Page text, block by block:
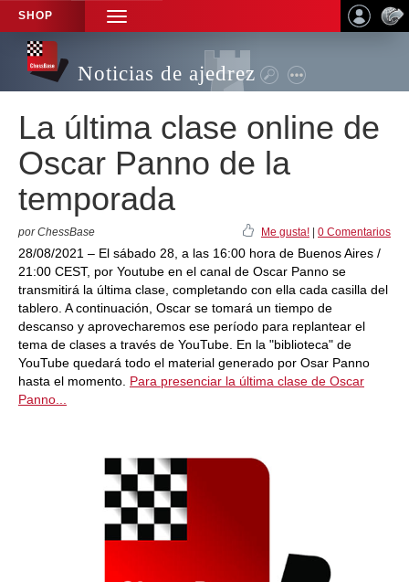
SHOP
TOGGLE
NAVIGATION
Noticias de ajedrez
La última clase online de
Oscar Panno de la
temporada
por ChessBase Me gusta! 0 Comentarios
28/08/2021 – El sábado 28, a las 16:00 hora de Buenos Aires /
21:00 CEST, por Youtube en el canal de Oscar Panno se
transmitirá la última clase, completando con ella cada casilla del
tablero. A continuación, Oscar se tomará un tiempo de
descanso y aprovecharemos ese período para replantear el
tema de clases a través de YouTube. En la "biblioteca" de
YouTube quedará todo el material generado por Osar Panno
hasta el momento. Para presenciar la última clase de Oscar
Panno...